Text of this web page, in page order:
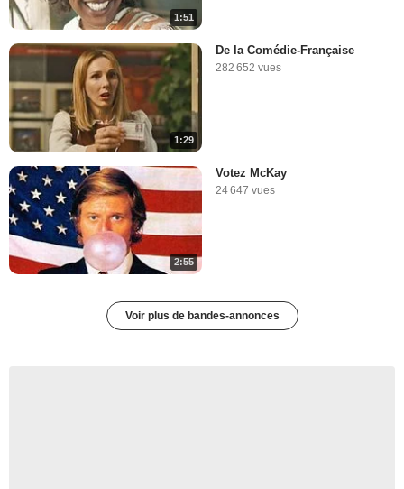
1:51
1:29
De la Comédie-Française
282 652 vues
2:55
Votez McKay
24 647 vues
Voir plus de bandes-annonces